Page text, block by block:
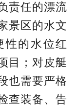
责任的漂流
景区的水文
性的水位红
目；对皮艇
也需要严格
查装备、告